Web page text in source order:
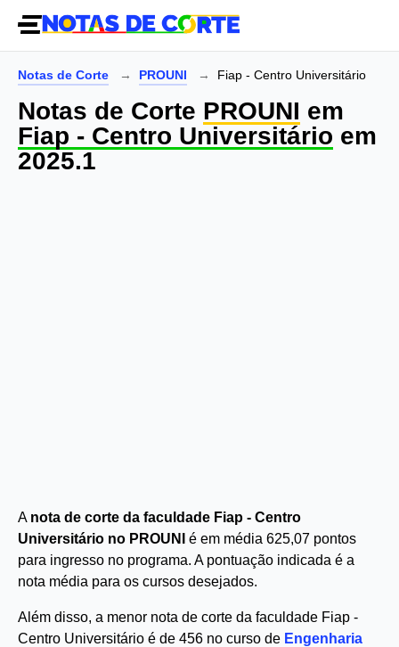
Notas de Corte PROUNI Fiap - Centro Universitário
Notas de Corte PROUNI em
Fiap - Centro Universitário em
2025.1
A nota de corte da faculdade Fiap - Centro
Universitário no PROUNI
é em média 625,07 pontos
para ingresso no programa. A pontuação indicada é a
nota média para os cursos desejados.
Além disso, a menor nota de corte da faculdade Fiap -
Centro Universitário é de 456 no curso de Engenharia